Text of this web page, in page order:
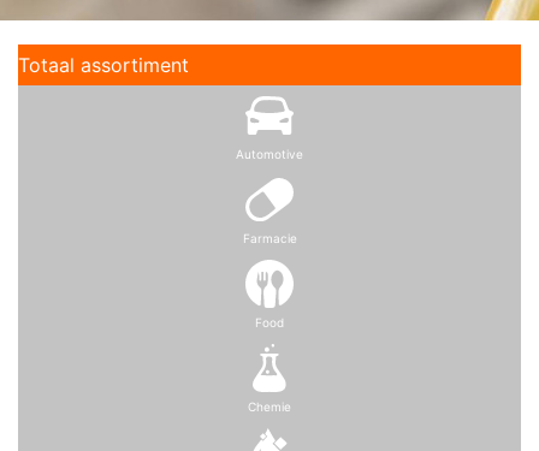
Totaal assortiment
Automotive
Farmacie
Food
Chemie